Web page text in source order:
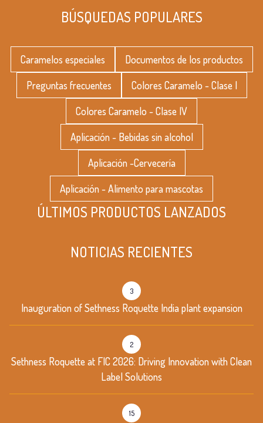
BÚSQUEDAS POPULARES
Caramelos especiales
Documentos de los productos
Preguntas frecuentes
Colores Caramelo - Clase I
Colores Caramelo - Clase IV
Aplicación - Bebidas sin alcohol
Aplicación -Cervecería
Aplicación - Alimento para mascotas
ÚLTIMOS PRODUCTOS LANZADOS
NOTICIAS RECIENTES
Inauguration of Sethness Roquette India plant expansion
3
Sethness Roquette at FIC 2026: Driving Innovation with Clean
Label Solutions
2
15